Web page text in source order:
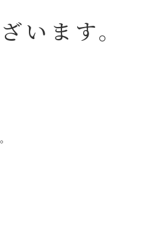
います。